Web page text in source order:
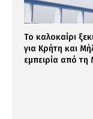
Το καλοκαίρι
για Κρήτη και
εμπειρία από τη